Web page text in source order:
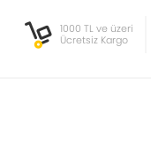
1000 TL ve üzeri
Ücretsiz Kargo